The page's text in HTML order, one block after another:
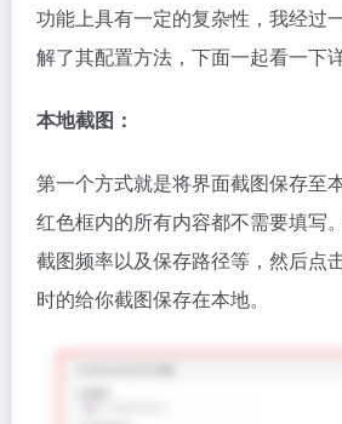
功能上具有一定的复杂性，我经过
解了其配置方法，下面一起看一下
本地截图：
第一个方式就是将界面截图保存至
红色框内的所有内容都不需要填写
截图频率以及保存路径等，然后点
时的给你截图保存在本地。